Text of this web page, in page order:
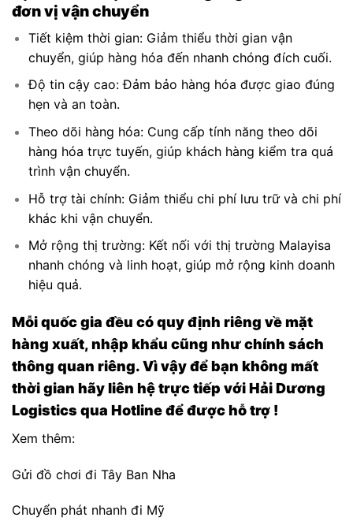
đơn vị vận chuyển
Tiết kiệm thời gian: Giảm thiểu thời gian vận
chuyển, giúp hàng hóa đến nhanh chóng đích cuối.
Độ tin cậy cao: Đảm bảo hàng hóa được giao đúng
hẹn và an toàn.
Theo dõi hàng hóa: Cung cấp tính năng theo dõi
hàng hóa trực tuyến, giúp khách hàng kiểm tra quá
trình vận chuyển.
Hỗ trợ tài chính: Giảm thiểu chi phí lưu trữ và chi phí
khác khi vận chuyển.
Mở rộng thị trường: Kết nối với thị trường Malayisa
nhanh chóng và linh hoạt, giúp mở rộng kinh doanh
hiệu quả.
Mỗi quốc gia đều có quy định riêng về mặt
hàng xuất, nhập khẩu cũng như chính sách
thông quan riêng. Vì vậy để bạn không mất
thời gian hãy liên hệ trực tiếp với Hải Dương
Logistics qua Hotline để được hỗ trợ !
Xem thêm:
Gửi đồ chơi đi Tây Ban Nha
Chuyển phát nhanh đi Mỹ